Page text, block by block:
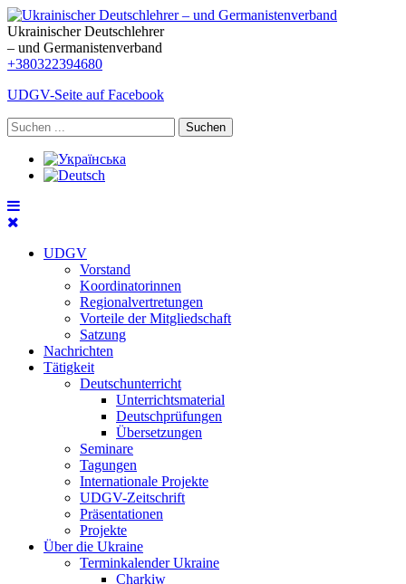
Ukrainischer Deutschlehrer
– und Germanistenverband
+380322394680
UDGV-Seite auf Facebook
Suchen
UDGV
Vorstand
Koordinatorinnen
Regionalvertretungen
Vorteile der Mitgliedschaft
Satzung
Nachrichten
Tätigkeit
Deutschunterricht
Unterrichtsmaterial
Deutschprüfungen
Übersetzungen
Seminare
Tagungen
Internationale Projekte
UDGV-Zeitschrift
Präsentationen
Projekte
Über die Ukraine
Terminkalender Ukraine
Charkiw